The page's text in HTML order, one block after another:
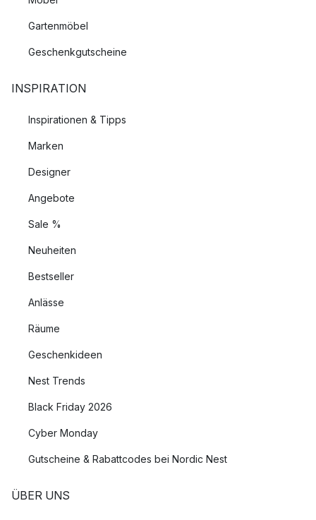
Gartenmöbel
Geschenkgutscheine
INSPIRATION
Inspirationen & Tipps
Marken
Designer
Angebote
Sale %
Neuheiten
Bestseller
Anlässe
Räume
Geschenkideen
Nest Trends
Black Friday 2026
Cyber Monday
Gutscheine & Rabattcodes bei Nordic Nest
ÜBER UNS